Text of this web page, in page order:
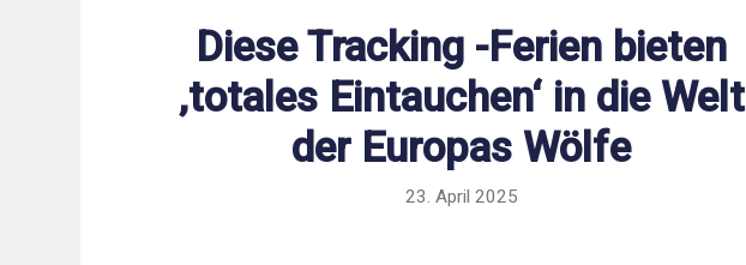
Diese Tracking -Ferien bieten
‚totales Eintauchen‘ in die Welt
der Europas Wölfe
23. April 2025